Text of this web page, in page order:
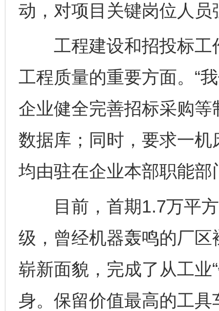
动，对项目关键岗位人员
工程建设和招投标工
工程质量的重要方面。“
企业健全完善招标采购等
数据库；同时，要求一
均由驻在企业本部职能部
目前，首期1.7万平方
级，曾经机器轰鸣的厂
崭新面貌，完成了从工业
身。保留价值最高的工